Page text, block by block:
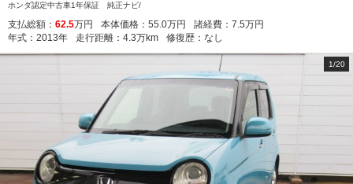
ホンダ認定中古車1年保証 純正ナビ/
支払総額： 62.5万円 本体価格： 55.0万円 諸経費： 7.5万円
年式： 2013年 走行距離： 4.3万km 修復歴： なし
1/20